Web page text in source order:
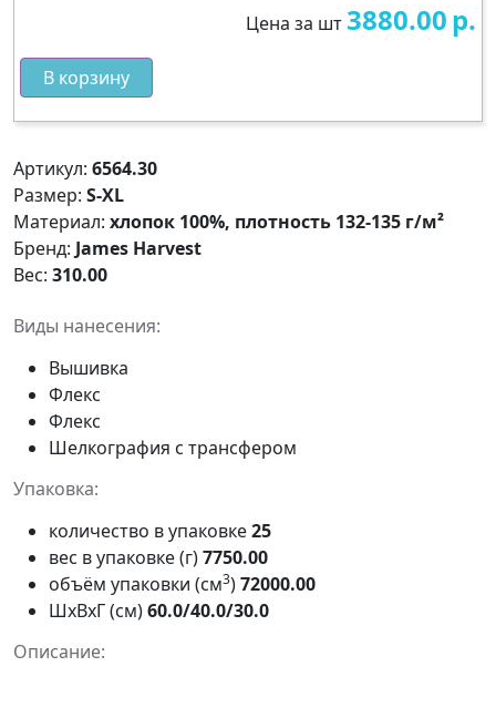
Цена за шт 3880.00р.
В корзину
Артикул: 6564.30
Размер: S-XL
Материал: хлопок 100%, плотность 132-135 г/м²
Бренд: James Harvest
Вес: 310.00
Виды нанесения:
Вышивка
Флекс
Флекс
Шелкография с трансфером
Упаковка:
количество в упаковке25
вес в упаковке (г)7750.00
объём упаковки (см3)72000.00
ШxВxГ (см)60.0/40.0/30.0
Описание: